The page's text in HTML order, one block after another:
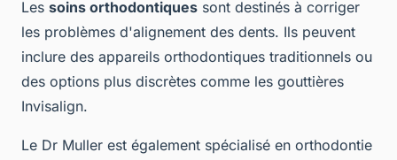
Les soins orthodontiques sont destinés à corriger
les problèmes d'alignement des dents. Ils peuvent
inclure des appareils orthodontiques traditionnels ou
des options plus discrètes comme les gouttières
Invisalign.
Le Dr Muller est également spécialisé en orthodontie